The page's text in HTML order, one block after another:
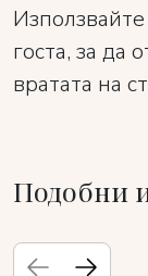
госта, за да
вратата на
Подобни